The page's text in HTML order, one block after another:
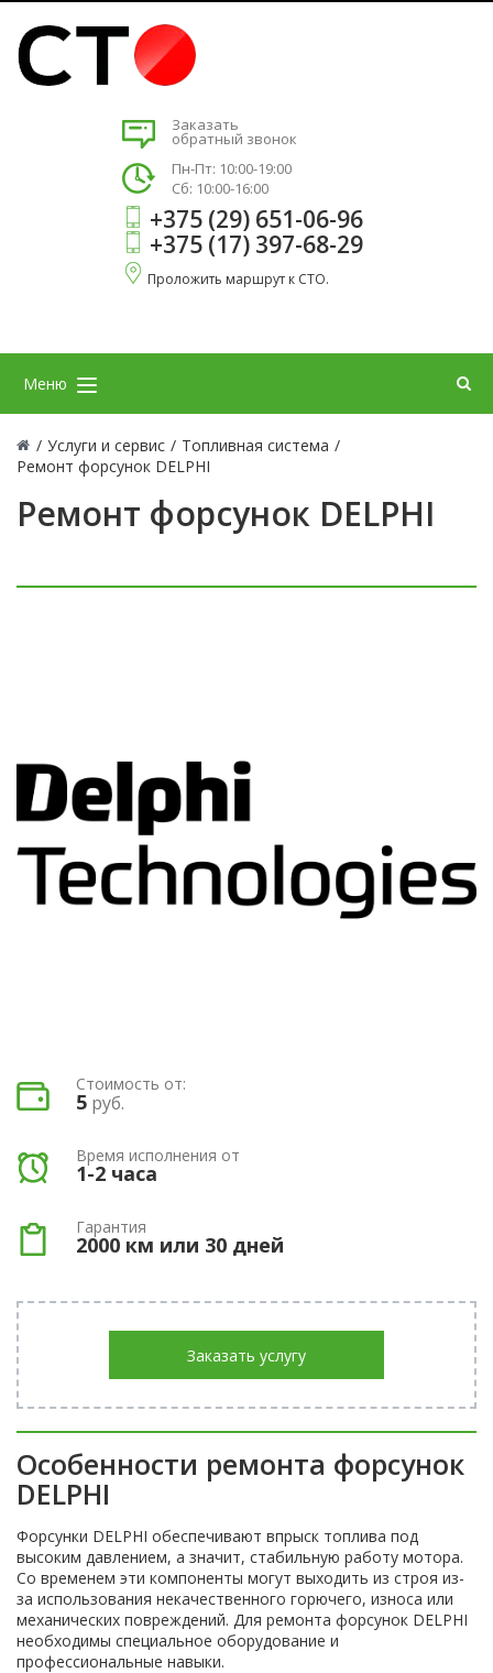
Заказать
обратный звонок
Пн-Пт: 10:00-19:00
Сб: 10:00-16:00
+375 (29) 651-06-96
+375 (17) 397-68-29
Проложить маршрут к СТО.
Меню
/ Услуги и сервис / Топливная система /
Ремонт форсунок DELPHI
Ремонт форсунок DELPHI
Стоимость от:
5 руб.
Время исполнения от
1-2 часа
Гарантия
2000 км или 30 дней
Заказать услугу
Особенности ремонта форсунок
DELPHI
Форсунки DELPHI обеспечивают впрыск топлива под
высоким давлением, а значит, стабильную работу мотора.
Со временем эти компоненты могут выходить из строя из-
за использования некачественного горючего, износа или
механических повреждений. Для ремонта форсунок DELPHI
необходимы специальное оборудование и
профессиональные навыки.